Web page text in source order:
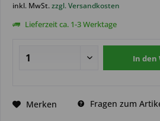
inkl. MwSt.zzgl. Versandkosten
Lieferzeit ca. 1-3 Werktage
In den
Merken Fragen zum